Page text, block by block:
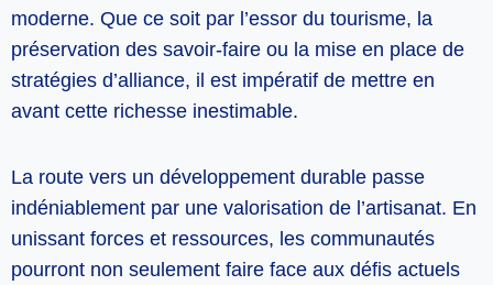
moderne. Que ce soit par l’essor du tourisme, la
préservation des savoir-faire ou la mise en place de
stratégies d’alliance, il est impératif de mettre en
avant cette richesse inestimable.
La route vers un développement durable passe
indéniablement par une valorisation de l’artisanat. En
unissant forces et ressources, les communautés
pourront non seulement faire face aux défis actuels